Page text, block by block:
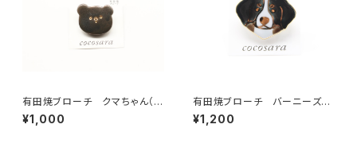
有田焼ブローチ クマちゃん（ク
ロ）
¥1,000
有田焼ブローチ バーニーズ・
マウンテン
¥1,200